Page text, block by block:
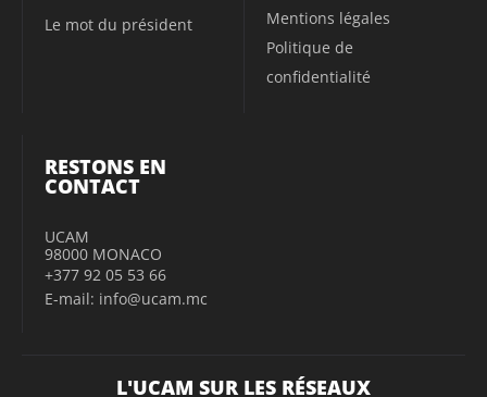
Le mot du président
Mentions légales
Politique de
confidentialité
RESTONS EN
CONTACT
UCAM
98000 MONACO
+377 92 05 53 66
E-mail: info@ucam.mc
L'UCAM SUR LES RÉSEAUX